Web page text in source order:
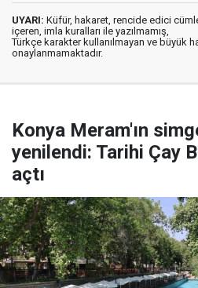
UYARI: Küfür, hakaret, rencide edici
içeren, imla kuralları ile yazılmamış,
Türkçe karakter kullanılmayan ve büyük
onaylanmamaktadır.
Konya Meram'ın
yenilendi: Tarihi Çay
açtı